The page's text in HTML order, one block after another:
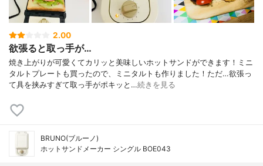
2.00
欲張ると取っ手が…
焼き上がりが可愛くてカリッと美味しいホットサンドができます！ミニ
タルトプレートも買ったので、ミニタルトも作りました！ただ…欲張っ
て具を挟みすぎて取っ手がポキッと…続きを見る
BRUNO(ブルーノ)
ホットサンドメーカー シングル BOE043